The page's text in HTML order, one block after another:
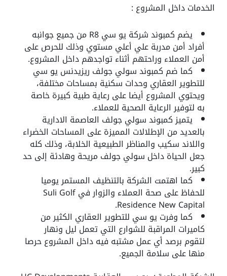
الخدمات داخل المشروع :
يضم كمبوند شركة يو سي R8 من جميع جوانبه
أفراد أمن مدربة علي أعلي مستوي وذلك للحرص على
أمن العملاء وراحتهم أثناء تواجدهم داخل المشروع.
كما ضم كمبوند سولي جولف ريزيدنس يو سي
للتطوير العقاري وحدات سكنية بمساحات مختلفة،
ويحتوي المشروع أيضا على رعاية طبية كبيرة خاصة
به لتوفير الرعاية الصحية للعملاء.
يتميز كمبوند سولي جولف العاصمة الادارية
بالعديد من الإطلالات المميزة على المساحات الخضراء
واللاند سكيب والمناظر الطبيعية الخلابة، وذلك كله
جعل الحياة داخل سولي جولف مريحة وهادئة إلى حد
كبير.
كما اهتمت الشركة بالتنظيف المستمر يوميا
للحفاظ على صحة العملاء والزوار في Suli Golf
Residence New Capital.
كما وفرت يو سي للتطوير العقاري الكثير من
كاميرات المراقبة للشوارع التي تعمل ليل ونهار
لتقوم برصد أي عمل مشتبه فيه داخل المشروع حرصا
منها على سلامة الجميع.